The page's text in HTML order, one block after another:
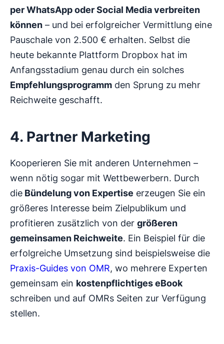
per WhatsApp oder Social Media verbreiten
können – und bei erfolgreicher Vermittlung eine
Pauschale von 2.500 € erhalten. Selbst die
heute bekannte Plattform Dropbox hat im
Anfangsstadium genau durch ein solches
Empfehlungsprogramm den Sprung zu mehr
Reichweite geschafft.
4. Partner Marketing
Kooperieren Sie mit anderen Unternehmen –
wenn nötig sogar mit Wettbewerbern. Durch
die Bündelung von Expertise erzeugen Sie ein
größeres Interesse beim Zielpublikum und
profitieren zusätzlich von der größeren
gemeinsamen Reichweite. Ein Beispiel für die
erfolgreiche Umsetzung sind beispielsweise die
Praxis-Guides von OMR, wo mehrere Experten
gemeinsam ein kostenpflichtiges eBook
schreiben und auf OMRs Seiten zur Verfügung
stellen.